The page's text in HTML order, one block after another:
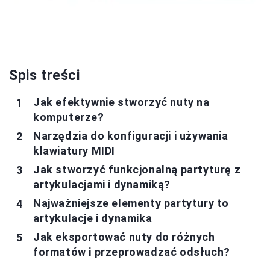
Spis treści
Jak efektywnie stworzyć nuty na
komputerze?
Narzędzia do konfiguracji i używania
klawiatury MIDI
Jak stworzyć funkcjonalną partyturę z
artykulacjami i dynamiką?
Najważniejsze elementy partytury to
artykulacje i dynamika
Jak eksportować nuty do różnych
formatów i przeprowadzać odsłuch?